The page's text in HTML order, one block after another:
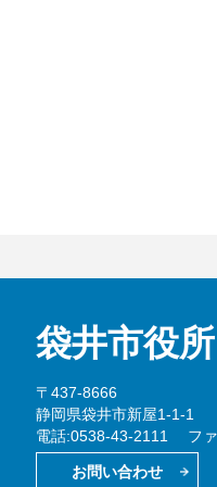
袋井市役所
〒437-8666
静岡県袋井市新屋1-1-1
電話:0538-43-2111 フ
お問い合わせ